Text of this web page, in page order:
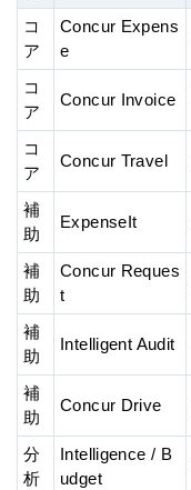
コ
ア
Concur Expens
e
コ
ア
Concur Invoice
コ
ア
Concur Travel
補
助
ExpenseIt
補
助
Concur Reques
t
補
助
Intelligent Audit
補
助
Concur Drive
分
析
Intelligence / B
udget